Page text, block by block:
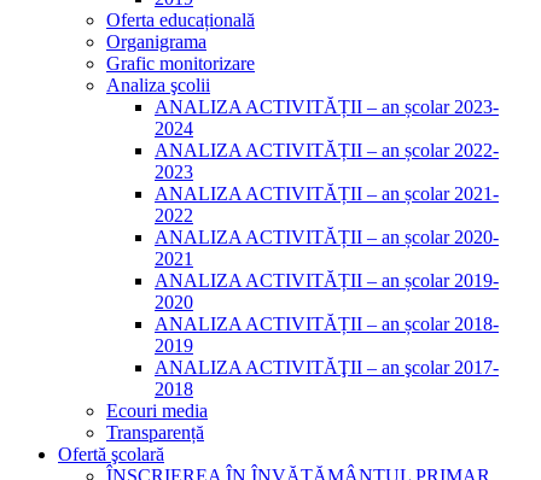
Oferta educațională
Organigrama
Grafic monitorizare
Analiza şcolii
ANALIZA ACTIVITĂȚII – an școlar 2023-
2024
ANALIZA ACTIVITĂȚII – an școlar 2022-
2023
ANALIZA ACTIVITĂȚII – an școlar 2021-
2022
ANALIZA ACTIVITĂȚII – an școlar 2020-
2021
ANALIZA ACTIVITĂȚII – an școlar 2019-
2020
ANALIZA ACTIVITĂȚII – an școlar 2018-
2019
ANALIZA ACTIVITĂŢII – an şcolar 2017-
2018
Ecouri media
Transparență
Ofertă şcolară
ÎNSCRIEREA ÎN ÎNVĂȚĂMÂNTUL PRIMAR